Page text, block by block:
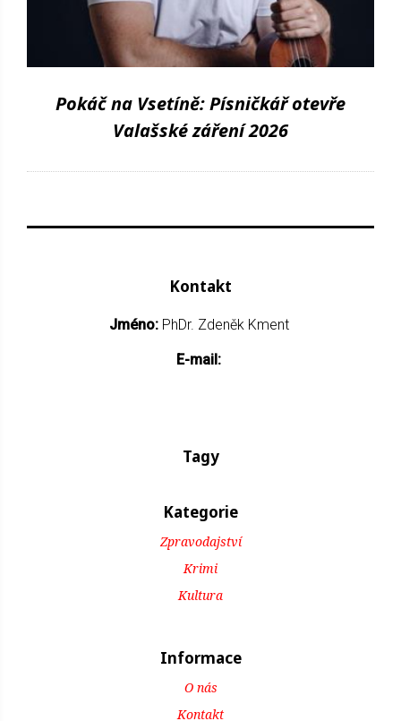
Pokáč na Vsetíně: Písničkář otevře
Valašské záření 2026
Kontakt
Jméno: PhDr. Zdeněk Kment
E-mail:
Tagy
Kategorie
Zpravodajství
Krimi
Kultura
Informace
O nás
Kontakt